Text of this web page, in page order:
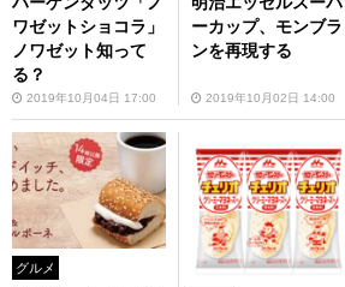
ワゼットショコラ」
ノワゼット知って
る？
2019年10月04日 17:00
ーカップ、モンブラ
ンを再現する
2019年10月02日 14:00
グルメ